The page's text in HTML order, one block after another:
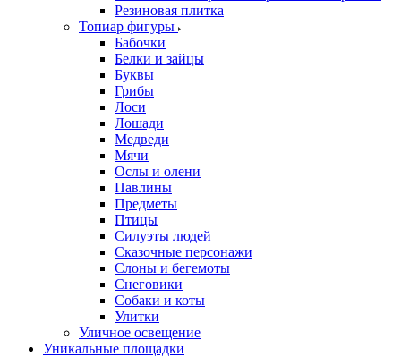
Резиновая плитка
Топиар фигуры
Бабочки
Белки и зайцы
Буквы
Грибы
Лоси
Лошади
Медведи
Мячи
Ослы и олени
Павлины
Предметы
Птицы
Силуэты людей
Сказочные персонажи
Слоны и бегемоты
Снеговики
Собаки и коты
Улитки
Уличное освещение
Уникальные площадки